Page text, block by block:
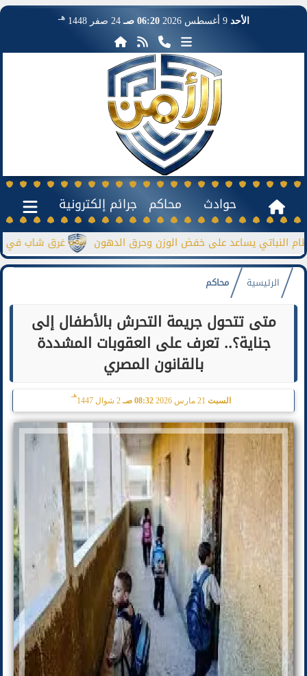
الأحد 9 أغسطس 2026 06:20 صـ 24 صفر 1448 هـ
حوادث محاكم جرائم إلكترونية
غرق شاب في نيل يساعد على خفض الوزن وحرق الدهون
الرئيسية محاكم
متى تتحول جريمة التحرش بالأطفال إلى
جناية؟.. تعرف على العقوبات المشددة
بالقانون المصري
السبت 08:32 صـ 2 شوال 1447
هـ